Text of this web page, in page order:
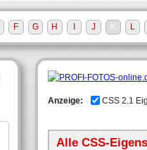
Anzeige: CSS 2.1
Alle CSS-
F G H J K L